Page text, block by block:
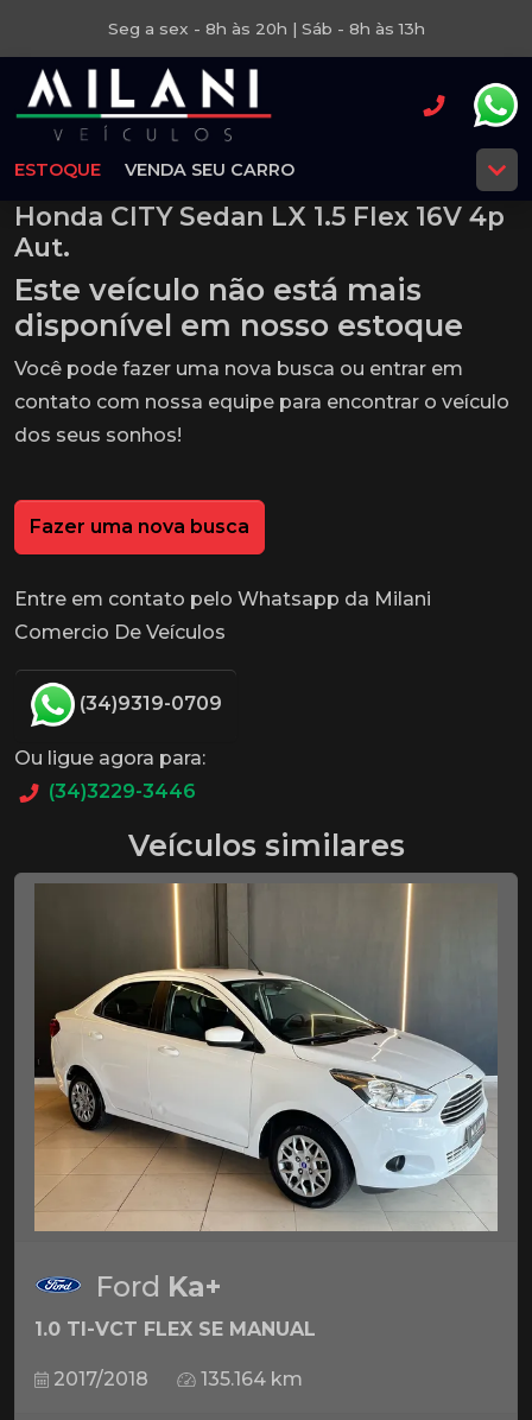
Seg a sex - 8h às 20h | Sáb - 8h às 13h
ESTOQUE VENDA SEU CARRO
Honda CITY Sedan LX 1.5 Flex 16V 4p
Aut.
Este veículo não está mais
disponível em nosso estoque
Você pode fazer uma nova busca ou entrar em
contato com nossa equipe para encontrar o veículo
dos seus sonhos!
Fazer uma nova busca
Entre em contato pelo Whatsapp da Milani
Comercio De Veículos
(34)9319-0709
Ou ligue agora para:
(34)3229-3446
Veículos similares
Ford Ka+
1.0 TI-VCT FLEX SE MANUAL
2017/2018 135.164 km